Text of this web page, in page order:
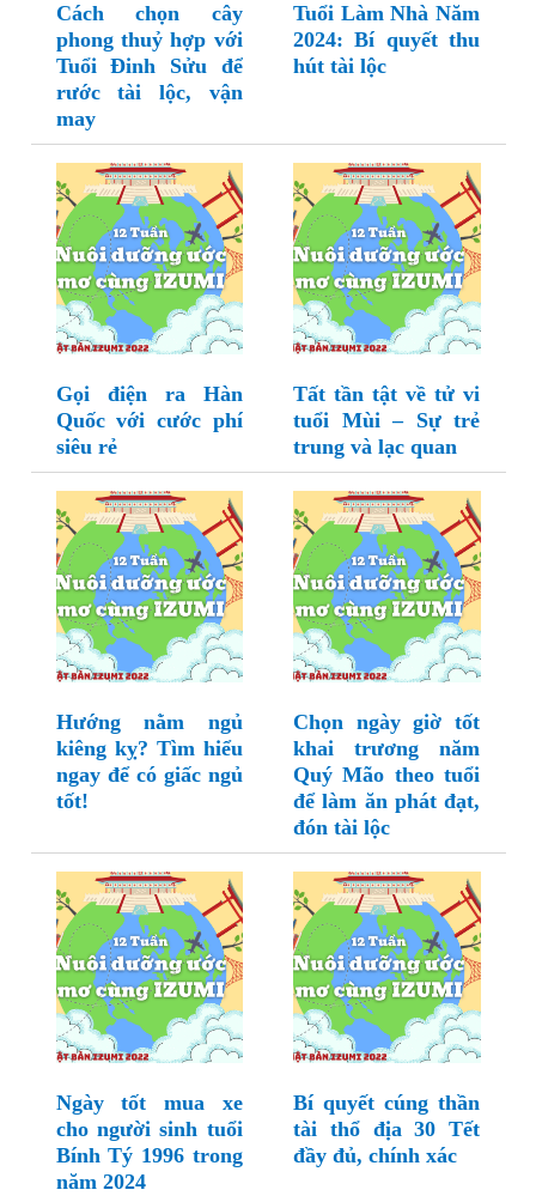
Cách chọn cây
phong thuỷ hợp với
Tuổi Đinh Sửu để
rước tài lộc, vận
may
Tuổi Làm Nhà Năm
2024: Bí quyết thu
hút tài lộc
Gọi điện ra Hàn
Quốc với cước phí
siêu rẻ
Tất tần tật về tử vi
tuổi Mùi – Sự trẻ
trung và lạc quan
Hướng nằm ngủ
kiêng kỵ? Tìm hiểu
ngay để có giấc ngủ
tốt!
Chọn ngày giờ tốt
khai trương năm
Quý Mão theo tuổi
để làm ăn phát đạt,
đón tài lộc
Ngày tốt mua xe
cho người sinh tuổi
Bính Tý 1996 trong
năm 2024
Bí quyết cúng thần
tài thổ địa 30 Tết
đầy đủ, chính xác